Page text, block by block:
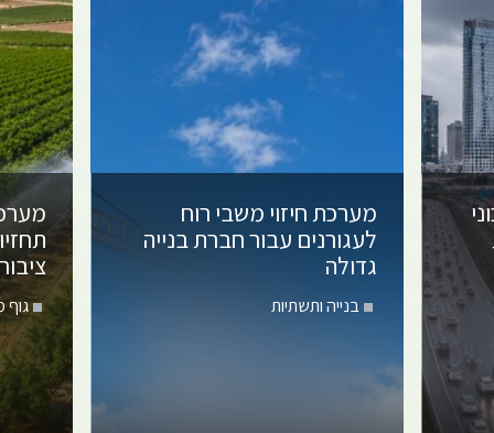
מערכת חיזוי משבי רוח
לעגורנים עבור חברת בנייה
גדולה
בנייה ותשתיות